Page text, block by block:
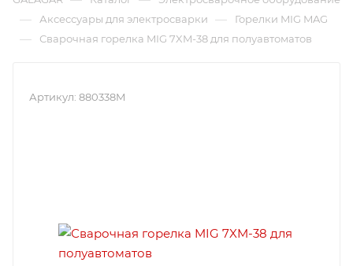
— Аксессуары для электросварки — Горелки MIG MAG
— Сварочная горелка MIG 7XM-38 для полуавтоматов
Артикул: 880338M